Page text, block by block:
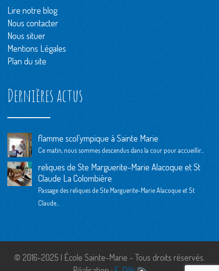
Lire notre blog
Nous contacter
Nous situer
Mentions Légales
Plan du site
Dernières actus
flamme scol’ympique à Sainte Marie
Ce matin, nous sommes descendus dans la cour pour accueillir...
reliques de Ste Marguerite-Marie Alacoque et St
Claude La Colombière
Passage des reliques de Ste Marguerite-Marie Alacoque et St
Claude...
© 2016-2025 | École Sainte-Marie - Tous droits réservés.